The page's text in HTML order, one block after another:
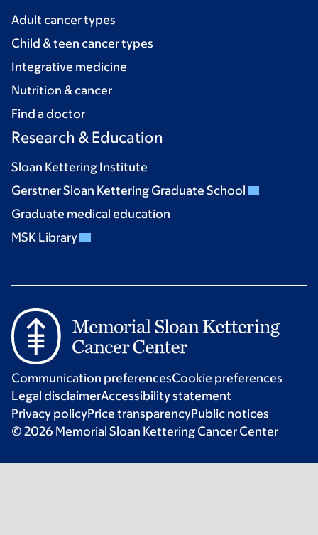
Adult cancer types
Child & teen cancer types
Integrative medicine
Nutrition & cancer
Find a doctor
Research & Education
Sloan Kettering Institute
Gerstner Sloan Kettering Graduate School
Graduate medical education
MSK Library
Communication preferencesCookie preferences
Legal disclaimerAccessibility statement
Privacy policyPrice transparencyPublic notices
© 2026 Memorial Sloan Kettering Cancer Center